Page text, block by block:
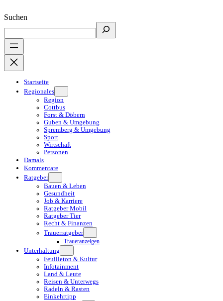
Suchen
Startseite
Regionales
Region
Cottbus
Forst & Döbern
Guben & Umgebung
Spremberg & Umgebung
Sport
Wirtschaft
Personen
Damals
Kommentare
Ratgeber
Bauen & Leben
Gesundheit
Job & Karriere
Ratgeber Mobil
Ratgeber Tier
Recht & Finanzen
Trauerratgeber
Traueranzeigen
Unterhaltung
Feuilleton & Kultur
Infotainment
Land & Leute
Reisen & Unterwegs
Radeln & Rasten
Einkehrtipp